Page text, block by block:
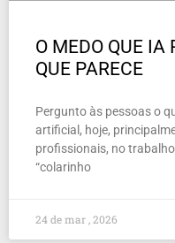
O MEDO QUE IA
QUE PARECE
Pergunto às pessoas o
artificial, hoje,
profissionais, no
“colarinho
24 de mar , 2026